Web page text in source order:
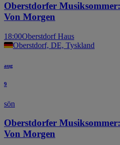
Oberstdorfer
Von Morgen
18:00Oberstdorf Haus
Oberstdorf, DE, Tyskland
aug
9
sön
Oberstdorfer
Von Morgen